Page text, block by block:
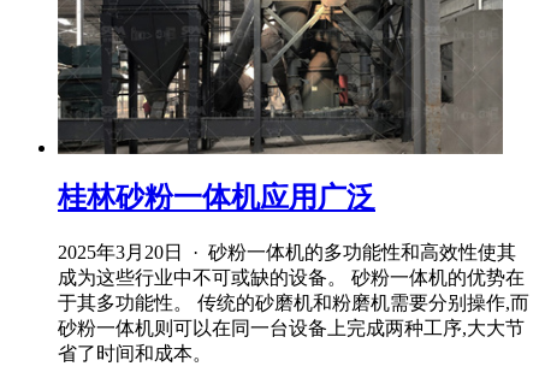
桂林砂粉一体机应用广泛
2025年3月20日 · 砂粉一体机的多功能性和高效性使其
成为这些行业中不可或缺的设备。 砂粉一体机的优势在
于其多功能性。 传统的砂磨机和粉磨机需要分别操作,而
砂粉一体机则可以在同一台设备上完成两种工序,大大节
省了时间和成本。